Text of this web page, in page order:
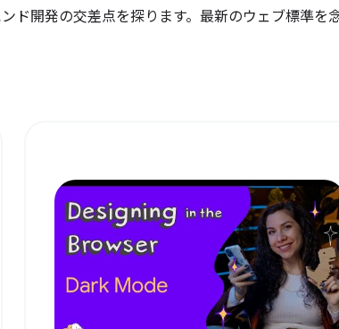
ド開発の交差点を探ります。最新のウェブ標準を